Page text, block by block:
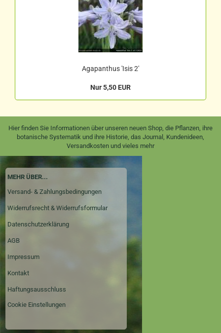
Agapanthus 'Isis 2'
Nur 5,50 EUR
Hier finden Sie Informationen über unseren neuen Shop, die Pflanzen, ihre
botanische Systematik und ihre Historie, das Journal, Kundenideen,
Versandkosten und vieles mehr
MEHR ÜBER...
Versand- & Zahlungsbedingungen
Widerrufsrecht & Widerrufsformular
Datenschutzerklärung
AGB
Impressum
Kontakt
Haftungsausschluss
Cookie Einstellungen